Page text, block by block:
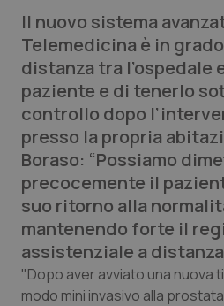
Lettere al direttore
Edizioni Regionali
QS Pro
Professionisti Sanitari.AI
Abruzzo
Basilicata
Calabria
QS Pro Gold
Artrite & artrosi
Asma & BPCO
QS Club Newsletter
Il nuovo sistema
Telemedicina è in
distanza tra l’ospedale
paziente e di tenerlo
controllo dopo
presso la propria
Boraso: “Possiamo
precocemente il
suo ritorno alla
mantenendo forte il
assistenziale a
"Dopo aver avviato una nuova
modo mini invasivo alla